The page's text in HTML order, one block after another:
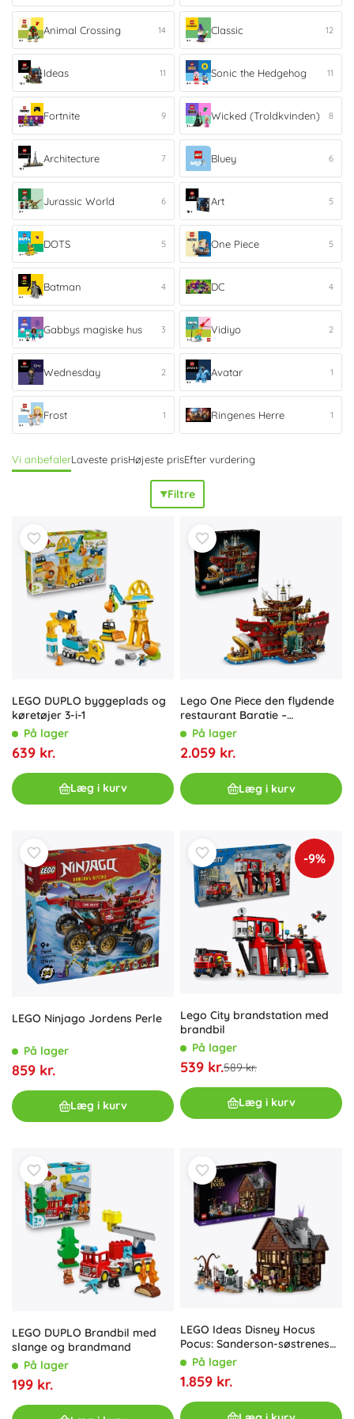
Animal Crossing 14 Classic 12
Ideas 11 Sonic the Hedgehog 11
Fortnite 9 Wicked (Troldkvinden) 8
Architecture 7 Bluey 6
Jurassic World 6 Art 5
DOTS 5 One Piece 5
Batman 4 DC 4
Gabbys magiske hus 3 Vidiyo 2
Wednesday 2 Avatar 1
Frost 1 Ringenes Herre 1
Vi anbefalerLaveste prisHøjeste prisEfter vurdering
Filtre
LEGO DUPLO byggeplads og
køretøjer 3-i-1
På lager
639 kr.
Læg i kurv
Lego One Piece den flydende
restaurant Baratie –
samlermodel til voksne
På lager
2.059 kr.
Læg i kurv
LEGO Ninjago Jordens Perle
På lager
859 kr.
Læg i kurv
-9%
Lego City brandstation med
brandbil
På lager
539 kr.589 kr.
Læg i kurv
LEGO DUPLO Brandbil med
slange og brandmand
På lager
199 kr.
LEGO Ideas Disney Hocus
Pocus: Sanderson-søstrenes
hyttePå lager
1.859 kr.